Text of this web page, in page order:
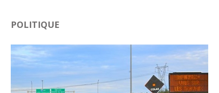
POLITIQUE